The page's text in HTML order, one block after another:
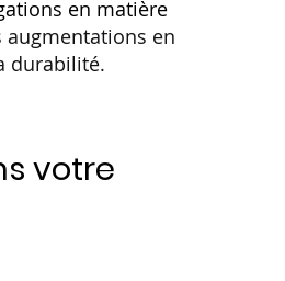
en matière
augmentations en
durabilité.
votre